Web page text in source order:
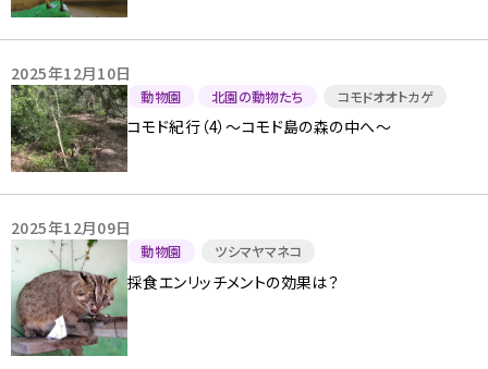
2025年12月10日
動物園 北園の動物たち コモドオオトカゲ
コモド紀行（4）～コモド島の森の中へ～
2025年12月09日
動物園 ツシマヤマネコ
採食エンリッチメントの効果は？